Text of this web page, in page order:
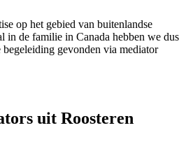
op het gebied van buitenlandse
in de familie in Canada hebben we dus
gevonden via mediator
uit Roosteren